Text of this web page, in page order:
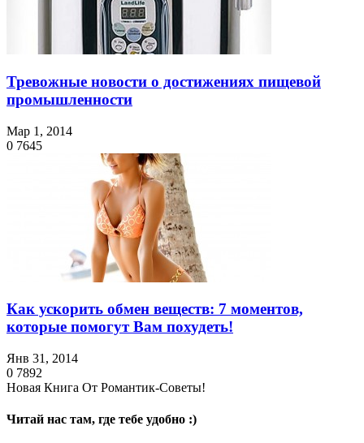
Тревожные новости о достижениях пищевой
промышленности
Мар 1, 2014
0 7645
Как ускорить обмен веществ: 7 моментов,
которые помогут Вам похудеть!
Янв 31, 2014
0 7892
Новая Книга От Романтик-Советы!
Читай нас там, где тебе удобно :)